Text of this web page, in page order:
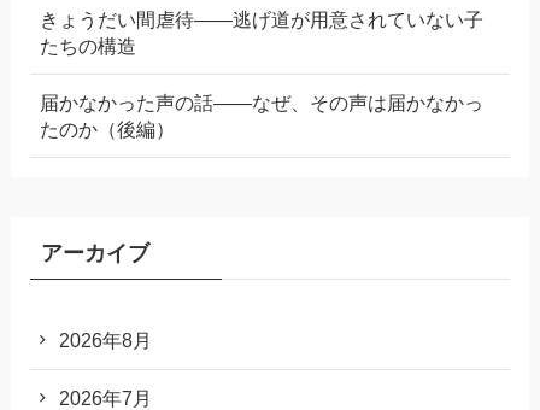
きょうだい間虐待——逃げ道が用意されていない子
たちの構造
届かなかった声の話——なぜ、その声は届かなかっ
たのか（後編）
アーカイブ
2026年8月
2026年7月